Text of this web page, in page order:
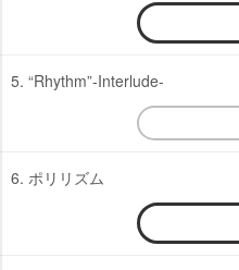
5. “Rhythm”-Interlude-
6. ポリリズム